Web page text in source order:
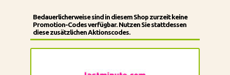
Bedauerlicherweise sind in diesem Shop zurzeit keine
Promotion-Codes verfügbar. Nutzen Sie stattdessen
diese zusätzlichen Aktionscodes.